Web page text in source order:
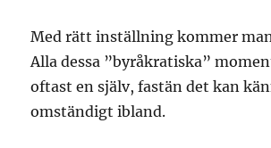
Med rätt inställning kommer
Alla dessa ”byråkratiska”
oftast en själv, fastän det kan
omständigt ibland.